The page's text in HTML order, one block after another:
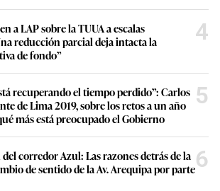
a LAP sobre la TUUA a escalas
reducción parcial deja intacta la
de fondo”
4
recuperando el tiempo perdido”: Carlos
de Lima 2019, sobre los retos a un año
más está preocupado el Gobierno
5
corredor Azul: Las razones detrás de la
de sentido de la Av. Arequipa por parte6